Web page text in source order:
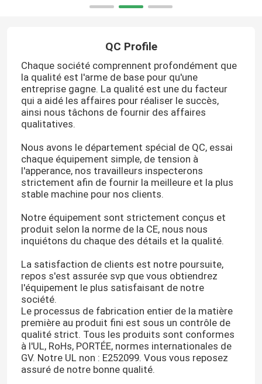
QC Profile
Chaque société comprennent profondément que
la qualité est l'arme de base pour qu'une
entreprise gagne. La qualité est une du facteur
qui a aidé les affaires pour réaliser le succès,
ainsi nous tâchons de fournir des affaires
qualitatives.
Nous avons le département spécial de QC, essai
chaque équipement simple, de tension à
l'apperance, nos travailleurs inspecterons
strictement afin de fournir la meilleure et la plus
stable machine pour nos clients.
Notre équipement sont strictement conçus et
produit selon la norme de la CE, nous nous
inquiétons du chaque des détails et la qualité.
La satisfaction de clients est notre poursuite,
repos s'est assurée svp que vous obtiendrez
l'équipement le plus satisfaisant de notre
société.
Le processus de fabrication entier de la matière
première au produit fini est sous un contrôle de
qualité strict. Tous les produits sont conformes
à l'UL, RoHs, PORTÉE, normes internationales de
GV. Notre UL non : E252099. Vous vous reposez
assuré de notre bonne qualité.